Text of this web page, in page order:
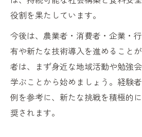
役割を果たしています。
今後は、農業者・消費者・企業・
有や新たな技術導入を進めること
者は、まず身近な地域活動や勉強
学ぶことから始めましょう。経験
例を参考に、新たな挑戦を積極的
奨されます。